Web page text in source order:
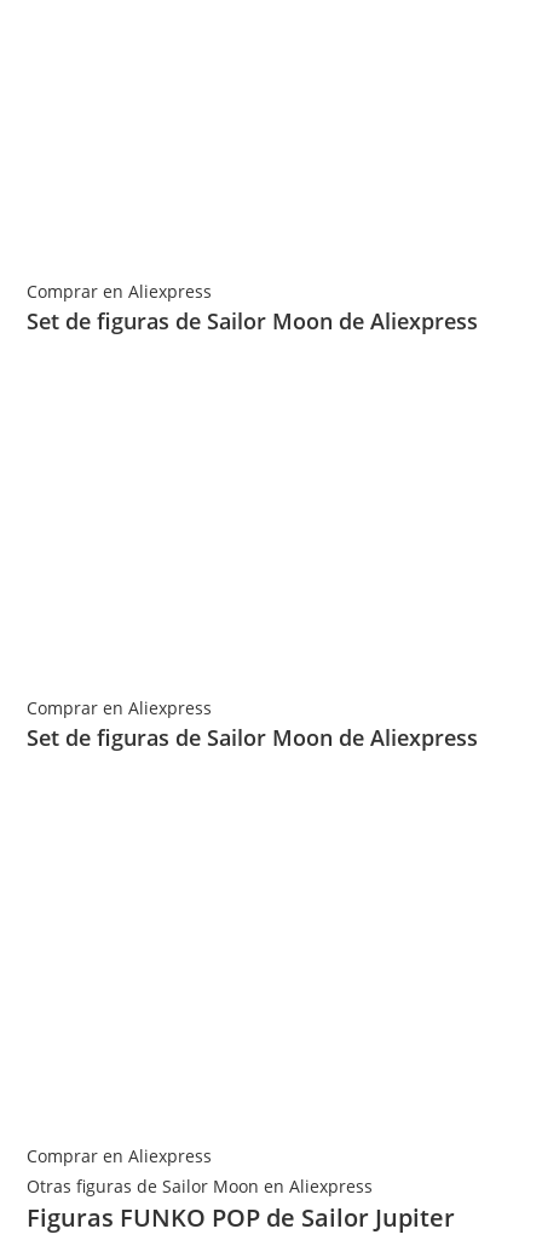
Comprar en Aliexpress
Set de figuras de Sailor Moon de Aliexpress
Comprar en Aliexpress
Set de figuras de Sailor Moon de Aliexpress
Comprar en Aliexpress
Otras figuras de Sailor Moon en Aliexpress
Figuras FUNKO POP de Sailor Jupiter